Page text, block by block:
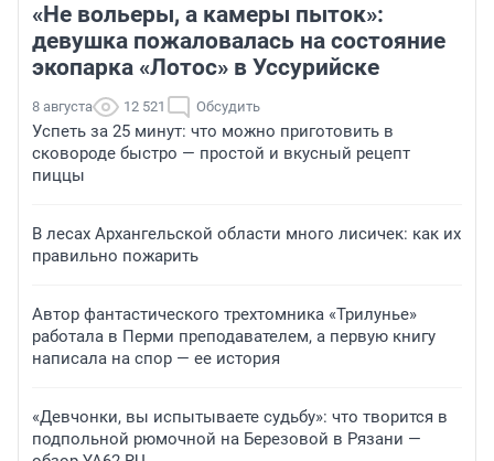
«Не вольеры, а камеры пыток»:
девушка пожаловалась на состояние
экопарка «Лотос» в Уссурийске
8 августа 12 521 Обсудить
Успеть за 25 минут: что можно приготовить в
сковороде быстро — простой и вкусный рецепт
пиццы
В лесах Архангельской области много лисичек: как их
правильно пожарить
Автор фантастического трехтомника «Трилунье»
работала в Перми преподавателем, а первую книгу
написала на спор — ее история
«Девчонки, вы испытываете судьбу»: что творится в
подпольной рюмочной на Березовой в Рязани —